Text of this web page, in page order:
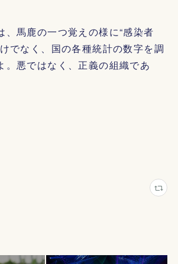
、馬鹿の一つ覚えの様に“感染者
でなく、国の各種統計の数字を調
。悪ではなく、正義の組織であ